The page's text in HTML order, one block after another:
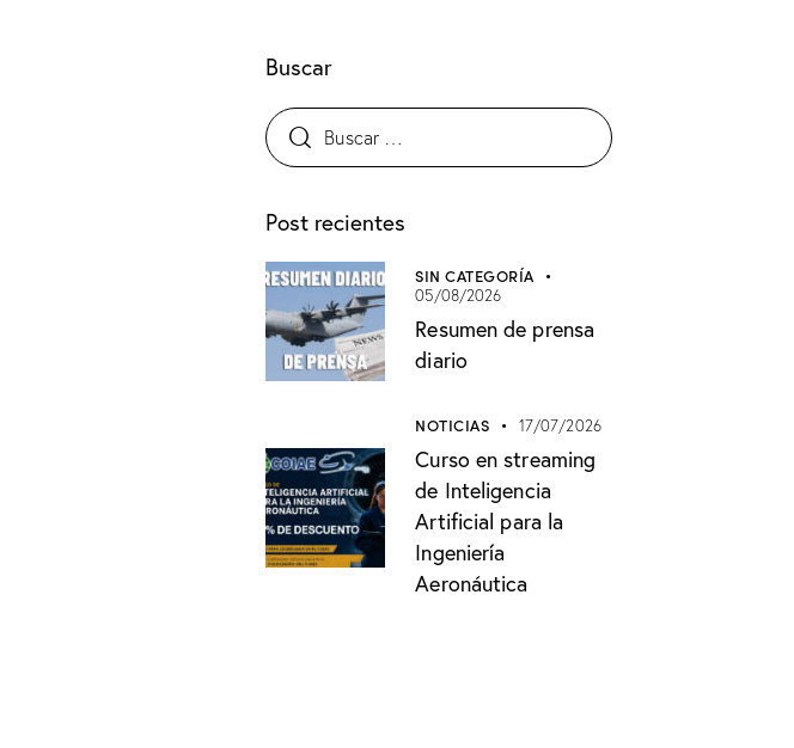
Buscar
Post recientes
SIN CATEGORÍA
05/08/2026
Resumen de prensa
diario
NOTICIAS 17/07/2026
Curso en streaming
de Inteligencia
Artificial para la
Ingeniería
Aeronáutica